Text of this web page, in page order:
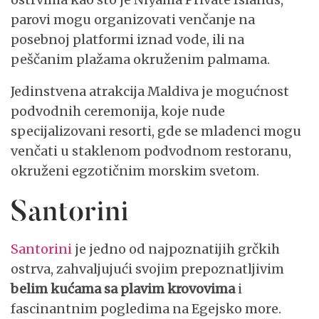
parovi mogu organizovati venčanje na
posebnoj platformi iznad vode, ili na
peščanim plažama okruženim palmama.
Jedinstvena atrakcija Maldiva je mogućnost
podvodnih ceremonija, koje nude
specijalizovani resorti, gde se mladenci mogu
venčati u staklenom podvodnom restoranu,
okruženi egzotičnim morskim svetom.
Santorini
Santorini je jedno od najpoznatijih grčkih
ostrva, zahvaljujući svojim prepoznatljivim
belim kućama sa plavim krovovimai
fascinantnim pogledima na Egejsko more.